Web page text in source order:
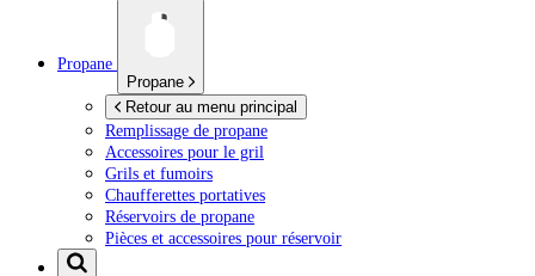
Propane
Propane
Retour au menu principal
Remplissage de propane
Accessoires pour le gril
Grils et fumoirs
Chaufferettes portatives
Réservoirs de propane
Pièces et accessoires pour réservoir